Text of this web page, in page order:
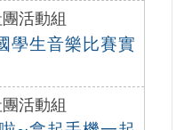
活動組
學生音樂比賽實
活動組